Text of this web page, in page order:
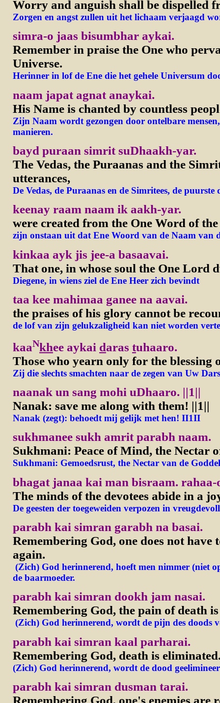
Worry and anguish shall be dispelled
Zorgen en angst zullen uit het lichaam verjaagd
simra-o jaas bisumbhar aykai.
Remember in praise the One who
Universe.
Herinner in lof de Ene die het gehele Universum
naam japat agnat anaykai.
His Name is chanted by countless
Zijn Naam wordt gezongen door ontelbare
manieren.
bayd puraan simrit suDhaakh-yar.
The Vedas, the Puraanas and the
utterances,
De Vedas, de Puraanas en de Simritees, de
keenay raam naam ik aakh-yar.
were created from the One Word of
zijn onstaan uit dat Ene Woord van de Naam van
kinkaa ayk jis jee-a basaavai.
That one, in whose soul the One Lord
Diegene, in wiens ziel de Ene Heer zich bevindt
taa kee mahimaa ganee na aavai.
the praises of his glory cannot be
de lof van zijn gelukzaligheid kan niet worden
kaaNkhee aykai daras tuhaaro.
Those who yearn only for the blessing
Zij die slechts smachten naar de zegen van Uw
naanak un sang mohi uDhaaro. ||1||
Nanak: save me along with them! ||1||
Nanak (zegt): behoedt mij gelijk met hen! II1II
sukhmanee sukh amrit parabh naam.
Sukhmani: Peace of Mind, the Nectar
Sukhmani: Gemoedsrust, the Nectar van de
bhagat janaa kai man bisraam. rahaa-
The minds of the devotees abide in a
De geesten der toegeweiden verpozen in
parabh kai simran garabh na basai.
Remembering God, one does not have
again.
(Zich) God herinnerend, hoeft men nimmer (niet
de baarmoeder.
parabh kai simran dookh jam nasai.
Remembering God, the pain of death
(Zich) God herinnerend, wordt de pijn des doods
parabh kai simran kaal parharai.
Remembering God, death is
(Zich) God herinnerend, wordt de dood
parabh kai simran dusman tarai.
Remembering God, one's enemies are